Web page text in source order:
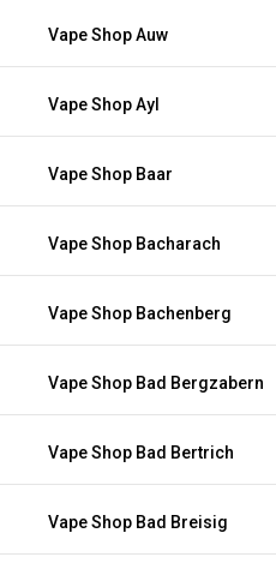
Vape Shop Auw
Vape Shop Ayl
Vape Shop Baar
Vape Shop Bacharach
Vape Shop Bachenberg
Vape Shop Bad Bergzabern
Vape Shop Bad Bertrich
Vape Shop Bad Breisig